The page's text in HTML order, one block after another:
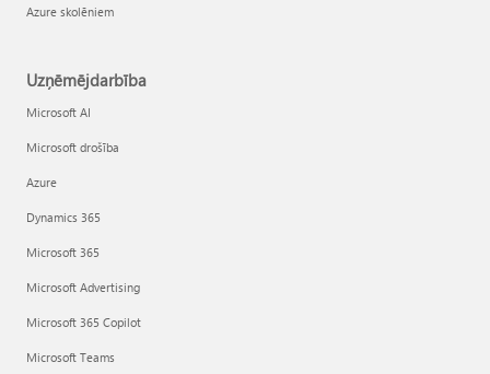
Azure skolēniem
Uzņēmējdarbība
Microsoft AI
Microsoft drošība
Azure
Dynamics 365
Microsoft 365
Microsoft Advertising
Microsoft 365 Copilot
Microsoft Teams